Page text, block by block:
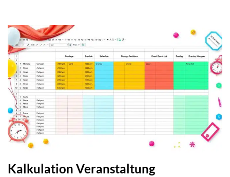
Kalkulation Veranstaltung